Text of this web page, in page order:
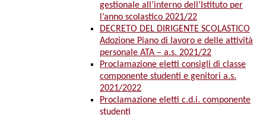
gestionale all’interno dell’Istituto per
l’anno scolastico 2021/22
DECRETO DEL DIRIGENTE SCOLASTICO
Adozione Piano di lavoro e delle attività
personale ATA – a.s. 2021/22
Proclamazione eletti consigli di classe
componente studenti e genitori a.s.
2021/2022
Proclamazione eletti c.d.i. componente
studenti